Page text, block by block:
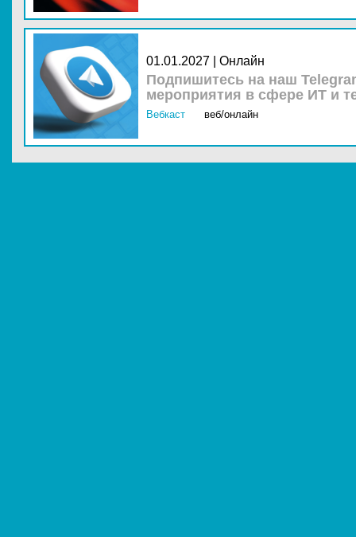
01.01.2027 | Онлайн
Подпишитесь на наш
мероприятия в сфере ИТ и
Вебкаст веб/онлайн